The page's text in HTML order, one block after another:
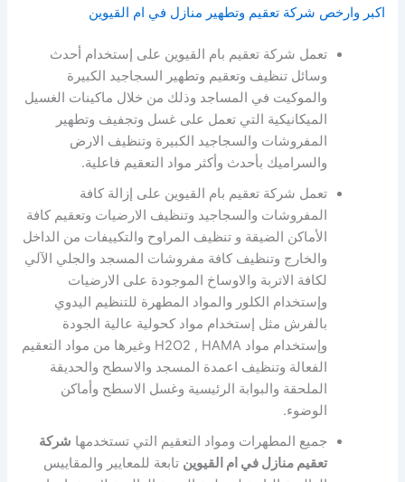
اكبر وارخص شركة تعقيم وتطهير منازل في ام القيوين
تعمل شركة تعقيم بام القيوين على إستخدام أحدث
وسائل تنظيف وتعقيم وتطهير السجاجيد الكبيرة
والموكيت في المساجد وذلك من خلال ماكينات الغسيل
الميكانيكية التي تعمل على غسل وتجفيف وتطهير
المفروشات والسجاجيد الكبيرة وتنظيف الارض
والسراميك بأحدث وأكثر مواد التعقيم فاعلية.
تعمل شركة تعقيم بام القيوين على إزالة كافة
المفروشات والسجاجيد وتنظيف الارضيات وتعقيم كافة
الأماكن الضيقة و تنظيف المراوح والتكييفات من الداخل
والخارج وتنظيف كافة مفروشات المسجد والجلي الآلي
لكافة الاتربة والاوساخ الموجودة على الارضيات
وإستخدام الكلور والمواد المطهرة للتنظيم اليدوي
بالفرش مثل إستخدام مواد كحولية عالية الجودة
وإستخدام مواد H2O2 , HAMA وغيرها من مواد التعقيم
الفعالة وتنظيف اعمدة المسجد والاسطح والحديقة
الملحقة والبوابة الرئيسية وغسل الاسطح وأماكن
الوضوء.
جميع المطهرات ومواد التعقيم التي تستخدمها شركة
تعقيم منازل في ام القيوين تابعة للمعايير والمقاييس